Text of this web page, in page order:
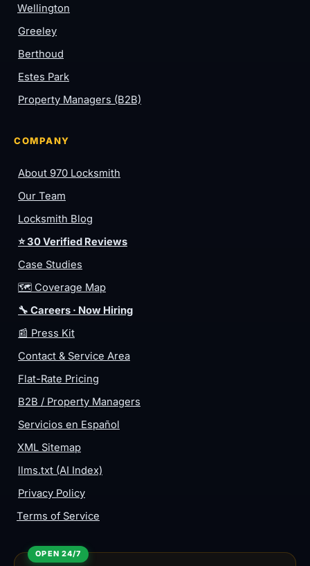
Wellington
Greeley
Berthoud
Estes Park
Property Managers (B2B)
COMPANY
About 970 Locksmith
Our Team
Locksmith Blog
⭐ 30 Verified Reviews
Case Studies
🗺️ Coverage Map
🔧 Careers · Now Hiring
📰 Press Kit
Contact & Service Area
Flat-Rate Pricing
B2B / Property Managers
Servicios en Español
XML Sitemap
llms.txt (AI Index)
Privacy Policy
Terms of Service